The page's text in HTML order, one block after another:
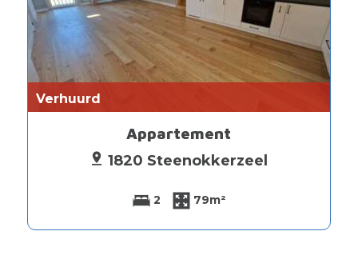
Verhuurd
Appartement
1820 Steenokkerzeel
2 79m²